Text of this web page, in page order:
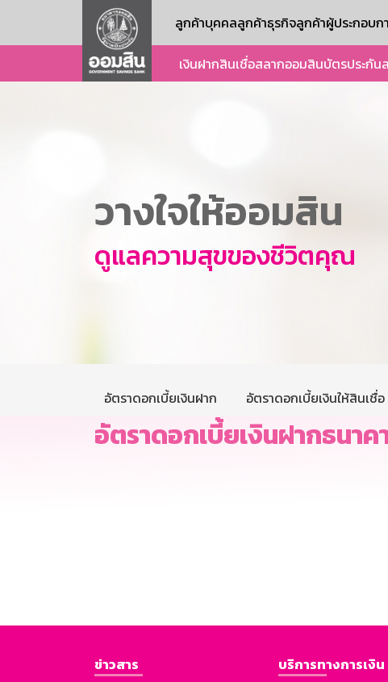
ลูกค้าบุคคลลูกค้าธุรกิจลูกค้าผู้ประกอบก
เงินฝากสินเชื่อสลากออมสินบัตรประกัน
วางใจให้ออมสิน
ดูแลความสุขของชีวิตคุณ
อัตราดอกเบี้ยเงินฝาก อัตราดอกเบี้ยเงินให้สินเชื่อ
อัตราดอกเบี้ยเงินฝากธนา
ข่าวสาร
บริการทางการเงิน